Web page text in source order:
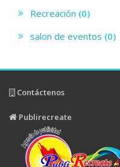
Recreación
(0)
salon de eventos
(0)
Contáctenos
Publirecreate